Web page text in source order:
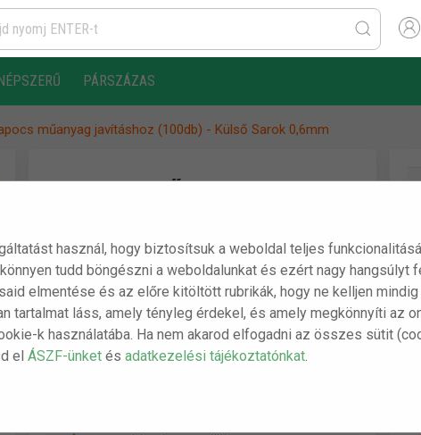
használ, hogy biztosítsuk a weboldal teljes
tudd böngészni a weboldalunkat és ezért nagy hangsúlyt
elmentése és az előre kitöltött rubrikák, hogy ne kelljen mindig
tartalmat láss, amely tényleg érdekel, és amely megkönnyíti az
k használatába. Ha nem akarod elfogadni az összes sütit
elÁSZF-ünket ésadatkezelési tájékoztatónkat
PÁRSZÁZAS
műanyag javításhoz (100db) - Külső Sarok 0,6mm
Kapocs műanyag
Külső Sarok 0,6mm
A csomag tartalma:
- 1 db Kapocs műanyag javításhoz (100db) -